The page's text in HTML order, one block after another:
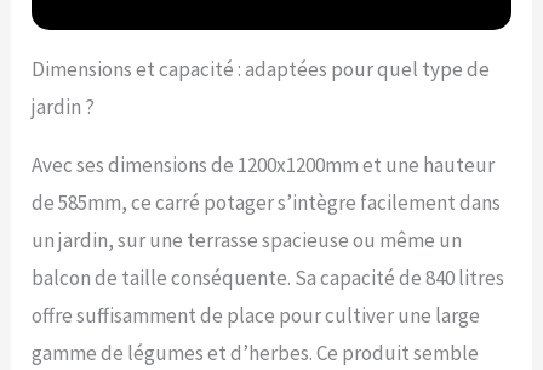
Dimensions et capacité : adaptées pour quel type de
jardin ?
Avec ses dimensions de 1200x1200mm et une hauteur
de 585mm, ce carré potager s’intègre facilement dans
un jardin, sur une terrasse spacieuse ou même un
balcon de taille conséquente. Sa capacité de 840 litres
offre suffisamment de place pour cultiver une large
gamme de légumes et d’herbes. Ce produit semble